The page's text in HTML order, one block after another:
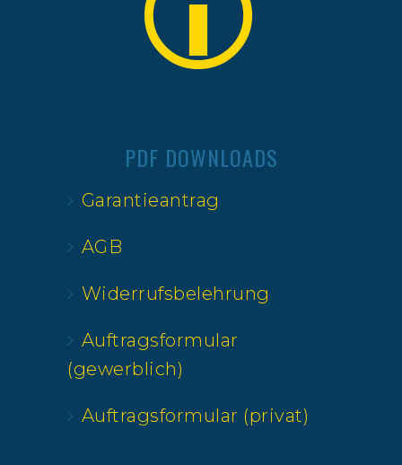
PDF DOWNLOADS
Garantieantrag
AGB
Widerrufsbelehrung
Auftragsformular
(gewerblich)
Auftragsformular (privat)